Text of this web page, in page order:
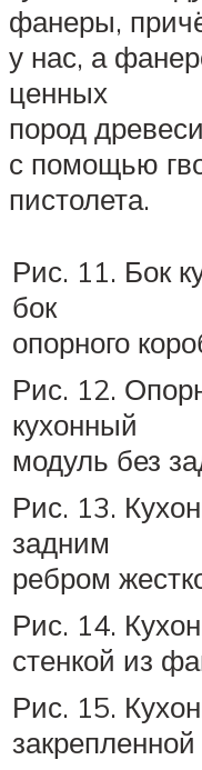
фанеры,
у нас, а
ценных
пород
с помощью
пистолета.
Рис. 11. Бок
бок
опорного
Рис. 12.
кухонный
модуль без
Рис. 13.
задним
ребром
Рис. 14.
стенкой из
Рис. 15.